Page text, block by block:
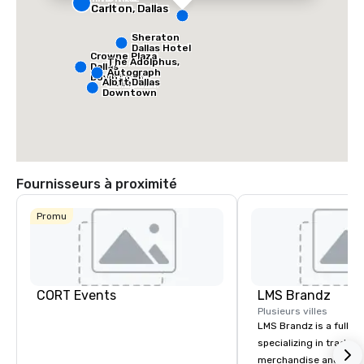
Carlton, Dallas
Sheraton
Dallas Hotel
Crowne Plaza
Dallas
Downtown
The Adolphus,
Autograph
Collection
Aloft Dallas
Downtown
Fournisseurs à proximité
Promu
CORT Events LMS Brandz
Plusieurs villes
LMS Brandz is a full-
specializing in trade
merchandise and